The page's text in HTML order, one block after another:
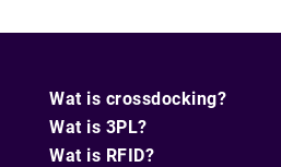
Wat is crossdocking?
Wat is 3PL?
Wat is RFID?